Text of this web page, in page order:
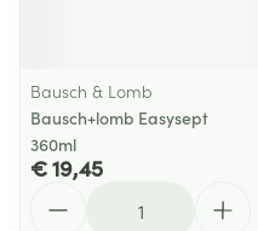
Bausch & Lomb
Bausch+lomb Easysept
360ml
€ 19,45